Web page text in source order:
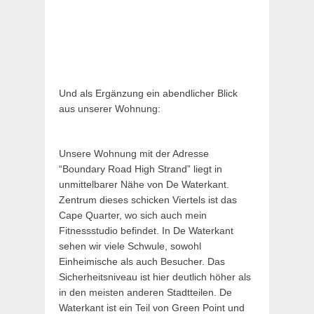
Und als Ergänzung ein abendlicher Blick
aus unserer Wohnung:
Unsere Wohnung mit der Adresse
“Boundary Road High Strand” liegt in
unmittelbarer Nähe von De Waterkant.
Zentrum dieses schicken Viertels ist das
Cape Quarter, wo sich auch mein
Fitnessstudio befindet. In De Waterkant
sehen wir viele Schwule, sowohl
Einheimische als auch Besucher. Das
Sicherheitsniveau ist hier deutlich höher als
in den meisten anderen Stadtteilen. De
Waterkant ist ein Teil von Green Point und